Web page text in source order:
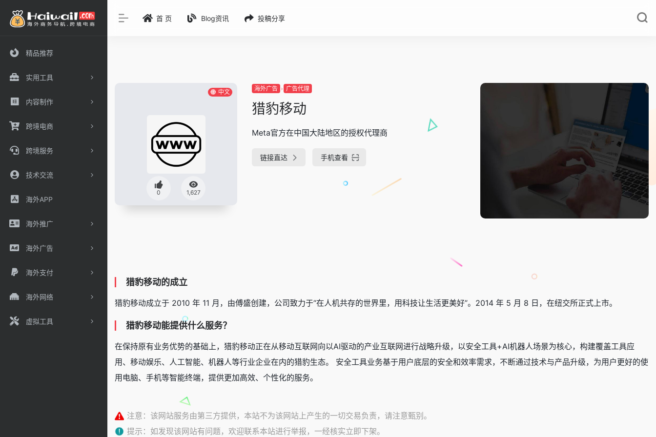
精品推荐
实用工具
内容制作
跨境电商
跨境服务
技术交流
海外APP
海外推广
海外广告
海外支付
海外网络
虚拟工具
首 页 Blog资讯 投稿分享
中文
0 1,627
海外广告 广告代理
猎豹移动
Meta官方在中国大陆地区的授权代理商
链接直达 手机查看
猎豹移动的成立
猎豹移动成立于 2010 年 11 月，由傅盛创建，公司致力于“在人机共存的世界里，用科技让生活更美好”。2014 年 5 月 8 日，在纽交所正式上市。
猎豹移动能提供什么服务？
在保持原有业务优势的基础上，猎豹移动正在从移动互联网向以AI驱动的产业互联网进行战略升级，以安全工具+AI机器人场景为核心，构建覆盖工具应
用、移动娱乐、人工智能、机器人等行业企业在内的猎豹生态。 安全工具业务基于用户底层的安全和效率需求，不断通过技术与产品升级，为用户更好的使
用电脑、手机等智能终端，提供更加高效、个性化的服务。
注意：该网站服务由第三方提供，本站不为该网站上产生的一切交易负责，请注意甄别。
提示：如发现该网站有问题，欢迎联系本站进行举报，一经核实立即下架。